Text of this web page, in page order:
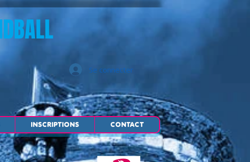
Se connecter
INSCRIPTIONS CONTACT